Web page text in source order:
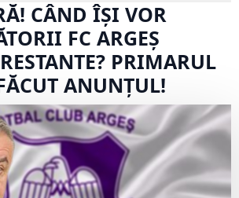
CÂND ÎȘI VOR
FC ARGEȘ
PRIMARUL
ANUNȚUL!